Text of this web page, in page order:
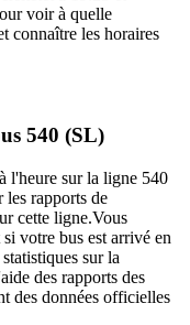
voir à quelle
connaître les horaires
540 (SL)
l'heure sur la ligne 540
les rapports de
cette ligne.Vous
votre bus est arrivé en
sur la
des rapports des
des données officielles